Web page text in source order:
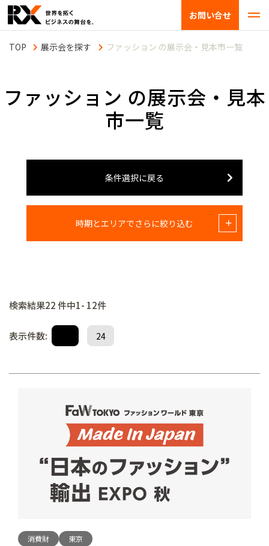
お問い合せ
展示会を探す ファッション の展示会・見本市一覧
ファッション の展示会・見本
市一覧
条件選択に戻る
時期とエリアでさらに絞り込む
検索結果22 件中1- 12件
表示件数: 24
消費財 東京